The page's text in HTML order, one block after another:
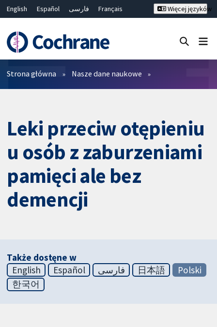
English Español فارسی
Français
Bahasa Malaysia
ไทย
繁體中文
简体中文
Więcej języków
Filtry
Strona główna Nasze dane naukowe
Leki przeciw otępieniu
u osób z zaburzeniami
pamięci ale bez
demencji
Także dostęne w
English
Español فارسی 日本語
Polski
한국어